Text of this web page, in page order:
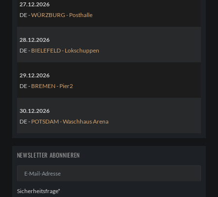
27.12.2026
DE -WÜRZBURG - Posthalle
28.12.2026
DE - BIELEFELD - Lokschuppen
29.12.2026
DE - BREMEN - Pier2
30.12.2026
DE - POTSDAM - Waschhaus Arena
NEWSLETTER ABONNIEREN
Adresse
Pflichtfeld
Sicherheitsfrage*